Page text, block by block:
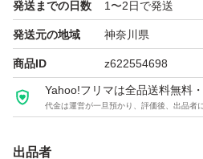
宜しくお願いします
発送までの日数 1〜2日で発送
発送元の地域 神奈川県
商品ID z622554698
Yahoo!フリマは全品送料無料
代金は運営が一旦預かり、評価後、出品者
出品者